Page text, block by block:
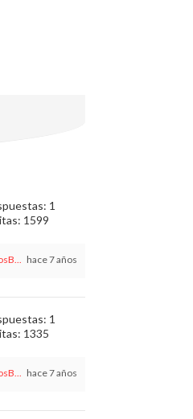
1
1599
hace 7 años
1
1335
hace 7 años